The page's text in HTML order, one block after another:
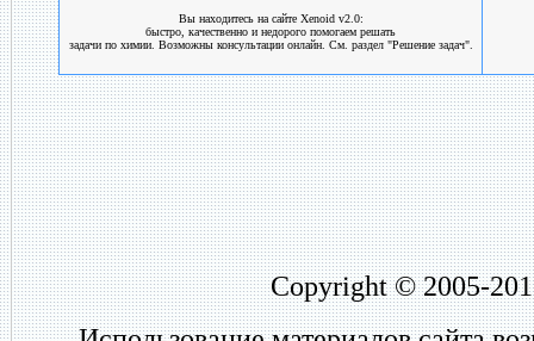
Вы находитесь на сайте Xenoid v2.0:
быстро, качественно и недорого помогаем решать
задачи по химии. Возможны консультации онлайн. См. раздел "Решение задач".
Copyright © 2005-